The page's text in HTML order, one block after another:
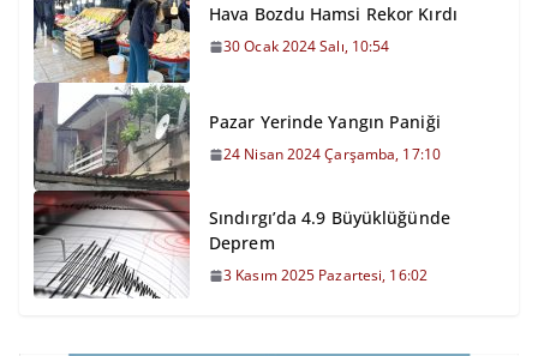
Hava Bozdu Hamsi Rekor Kırdı
30 Ocak 2024 Salı, 10:54
Pazar Yerinde Yangın Paniği
24 Nisan 2024 Çarşamba, 17:10
Sındırgı’da 4.9 Büyüklüğünde
Deprem
3 Kasım 2025 Pazartesi, 16:02